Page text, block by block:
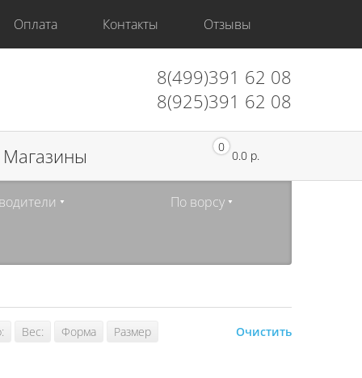
Оплата Контакты Отзывы
0
0.0 р.
8(499)391 62 08
8(925)391 62 08
Магазины
По ворсу
Очистить
Вес: Форма Размер